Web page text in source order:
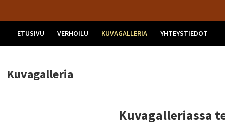
ETUSIVU VERHOILU KUVAGALLERIA YHTEYSTIEDOT
Kuvagalleria
Kuvagalleriassa